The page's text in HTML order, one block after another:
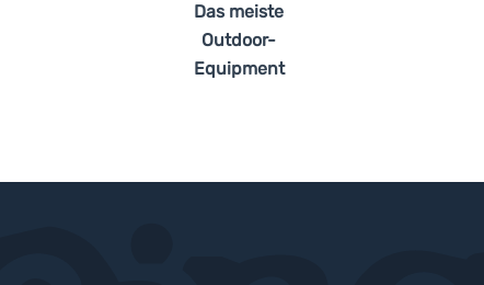
Das meiste
Outdoor-
Equipment